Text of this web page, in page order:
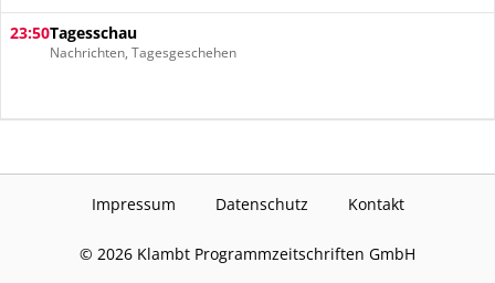
23:50Tagesschau
Nachrichten, Tagesgeschehen
Impressum Datenschutz Kontakt
© 2026 Klambt Programmzeitschriften GmbH